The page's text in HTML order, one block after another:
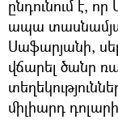
ընդունում է,
ապա
Սաֆարյանի,
վճարել ծանր
միլիարդ